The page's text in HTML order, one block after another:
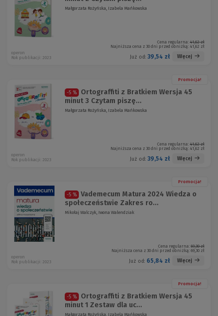
Małgorzata Rożyńska, Izabela Mańkowska
Cena regularna: 41,62 zł
Najniższa cena z 30 dni przed obniżką: 41,62 zł
Już od: 39,54 zł Więcej
operon
Rok publikacji: 2023
Promocja!
-5 %
Ortograffiti z Bratkiem Wersja 45
minut 3 Czytam piszę...
Małgorzata Rożyńska, Izabela Mańkowska
Cena regularna: 41,62 zł
Najniższa cena z 30 dni przed obniżką: 41,62 zł
Już od: 39,54 zł Więcej
operon
Rok publikacji: 2023
Promocja!
-5 %
Vademecum Matura 2024 Wiedza o
społeczeństwie Zakres ro...
Mikołaj Walczyk, Iwona Walendziak
Cena regularna: 69,30 zł
Najniższa cena z 30 dni przed obniżką: 69,30 zł
Już od: 65,84 zł Więcej
operon
Rok publikacji: 2023
Promocja!
-5 %
Ortograffiti z Bratkiem Wersja 45
minut 1 Zestaw dla uc...
Małgorzata Rożyńska, Izabela Mańkowska